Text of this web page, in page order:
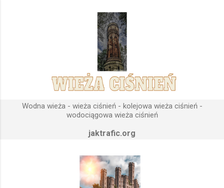
Podstawową funkcją wież ciśnień jest zwiększanie ciśnienia
wody do dystrybucji. Zasada działania wieży ciśnień Cechą
priorytetową przy projektowaniu wieży ciśnień jest wyszukanie
odpowiedniego terenu pod przyszłe fundamenty obiektu.
Konstrukcja, aby mogła być w pełni funkcjonalna musi zostać
wybudowana na najwyższym lokalnym wzniesieniu. Ponieważ
gromadząca się woda w zbiorniku wieży ciśnień musi być
umieszczona wyżej, niż instalacje wodne znajdujące się u
odbiorców. Schema...
Wodna wieża - wieża ciśnień - kolejowa wieża ciśnień -
wodociągowa wieża ciśnień
jaktrafic.org